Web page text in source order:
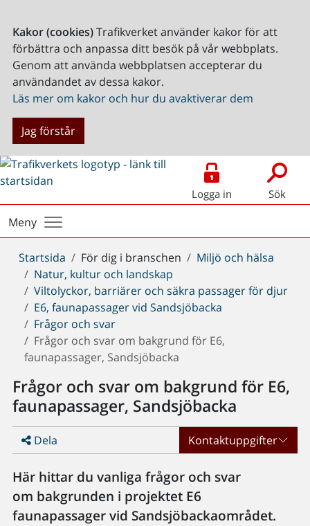
Kakor (cookies)Trafikverket använder kakor för att
förbättra och anpassa ditt besök på vår webbplats.
Genom att använda webbplatsen accepterar du
användandet av dessa kakor.
Läs mer om kakor och hur du avaktiverar dem
Jag förstår
Logga in Sök
Meny
Du
är
här:
Startsida För dig i branschen
Miljö och hälsa
Natur, kultur och landskap
Viltolyckor, barriärer och säkra passager för djur
E6, faunapassager vid Sandsjöbacka
Frågor och svar
Frågor och svar om bakgrund för E6,
faunapassager, Sandsjöbacka
Frågor och svar om bakgrund för E6,
faunapassager, Sandsjöbacka
Dela Kontaktuppgifter
Här hittar du vanliga frågor och svar
om bakgrunden i projektet E6
faunapassager vid Sandsjöbackaområdet.